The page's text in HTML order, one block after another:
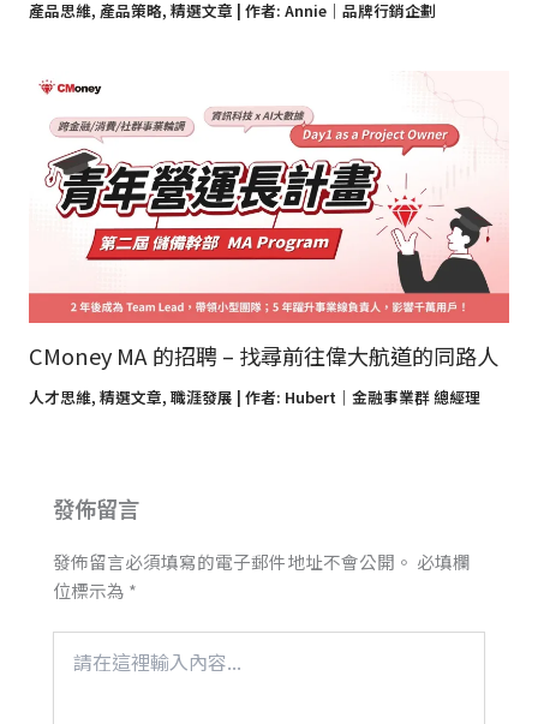
產品思維, 產品策略, 精選文章 | 作者: Annie｜品牌行銷企劃
CMoney MA 的招聘 – 找尋前往偉大航道的同路人
人才思維, 精選文章, 職涯發展 | 作者: Hubert｜金融事業群 總經理
發佈留言
發佈留言必須填寫的電子郵件地址不會公開。 必填欄
位標示為 *